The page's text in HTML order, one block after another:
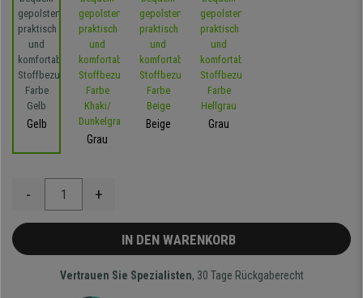
Gelb
Grau
Beige Grau
- +
IN DEN WARENKORB
Vertrauen Sie Spezialisten, 30 Tage Rückgaberecht